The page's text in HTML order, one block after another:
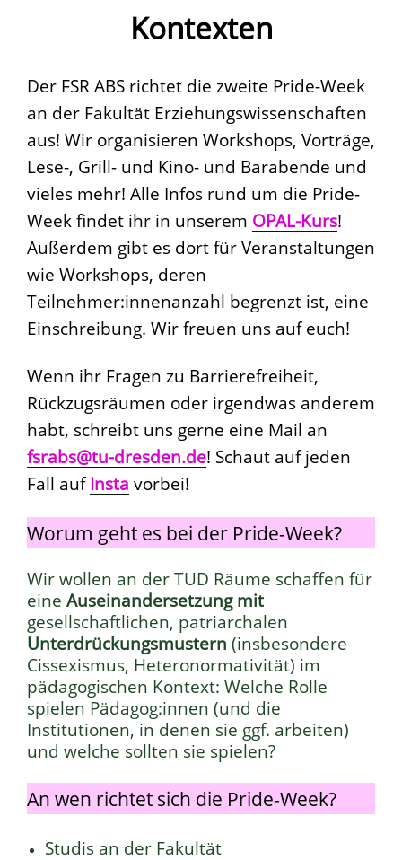
Kontexten
Der FSR ABS richtet die zweite Pride-Week
an der Fakultät Erziehungswissenschaften
aus! Wir organisieren Workshops, Vorträge,
Lese-, Grill- und Kino- und Barabende und
vieles mehr! Alle Infos rund um die Pride-
Week findet ihr in unserem OPAL-Kurs!
Außerdem gibt es dort für Veranstaltungen
wie Workshops, deren
Teilnehmer:innenanzahl begrenzt ist, eine
Einschreibung. Wir freuen uns auf euch!
Wenn ihr Fragen zu Barrierefreiheit,
Rückzugsräumen oder irgendwas anderem
habt, schreibt uns gerne eine Mail an
fsrabs@tu-dresden.de! Schaut auf jeden
Fall aufInsta vorbei!
Worum geht es bei der Pride-Week?
Wir wollen an der TUD Räume schaffen für
eine Auseinandersetzung mit
gesellschaftlichen, patriarchalen
Unterdrückungsmustern (insbesondere
Cissexismus, Heteronormativität) im
pädagogischen Kontext: Welche Rolle
spielen Pädagog:innen (und die
Institutionen, in denen sie ggf. arbeiten)
und welche sollten sie spielen?
An wen richtet sich die Pride-Week?
Studis an der Fakultät